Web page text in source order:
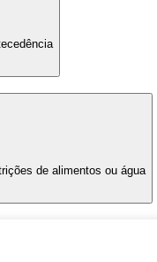
de alimentos ou água